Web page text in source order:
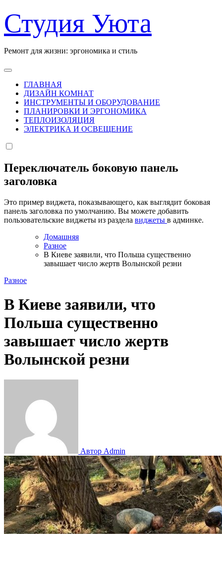
к
содержанию
Студия Уюта
Ремонт для жизни: эргономика и стиль
ГЛАВНАЯ
ДИЗАЙН КОМНАТ
ИНСТРУМЕНТЫ И ОБОРУДОВАНИЕ
ПЛАНИРОВКИ И ЭРГОНОМИКА
ТЕПЛОИЗОЛЯЦИЯ
ЭЛЕКТРИКА И ОСВЕЩЕНИЕ
Переключатель боковую панель
заголовка
Это пример виджета, показывающего, как выглядит боковая
панель заголовка по умолчанию. Вы можете добавить
пользовательские виджеты из раздела виджеты в админке.
Домашняя
Разное
В Киеве заявили, что Польша существенно
завышает число жертв Волынской резни
Разное
В Киеве заявили, что
Польша существенно
завышает число жертв
Волынской резни
Автор Admin